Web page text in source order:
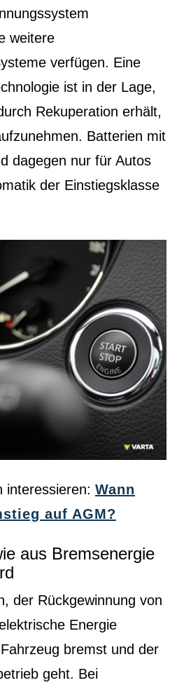
weitere
verfügen. Eine
ist in der Lage,
Rekuperation erhält,
Batterien mit
dagegen nur für Autos
der Einstiegsklasse
interessieren: Wann
auf AGM?
aus Bremsenergie
der Rückgewinnung von
Energie
bremst und der
geht. Bei